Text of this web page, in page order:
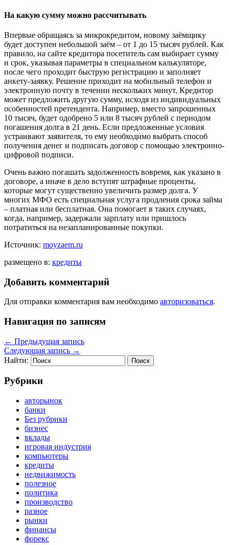
На какую сумму можно рассчитывать
Впервые обращаясь за микрокредитом, новому заёмщику
будет доступен небольшой заём – от 1 до 15 тысяч рублей. Как
правило, на сайте кредитора посетитель сам выбирает сумму
и срок, указывая параметры в специальном калькуляторе,
после чего проходит быструю регистрацию и заполняет
анкету-заявку. Решение приходит на мобильный телефон и
электронную почту в течении нескольких минут. Кредитор
может предложить другую сумму, исходя из индивидуальных
особенностей претендента. Например, вместо запрошенных
10 тысяч, будет одобрено 5 или 8 тысяч рублей с периодом
погашения долга в 21 день. Если предложенные условия
устраивают заявителя, то ему необходимо выбрать способ
получения денег и подписать договор с помощью электронно-
цифровой подписи.
Очень важно погашать задолженность вовремя, как указано в
договоре, а иначе в дело вступят штрафные проценты,
которые могут существенно увеличить размер долга. У
многих МФО есть специальная услуга продления срока займа
– платная или бесплатная. Она помогает в таких случаях,
когда, например, задержали зарплату или пришлось
потратиться на незапланированные покупки.
Источник: moyzaem.ru
размещено в: кредиты
Добавить комментарий
Для отправки комментария вам необходимо авторизоваться.
Навигация по записям
← Предыдущая запись
Следующая запись →
Найти:
Рубрики
авторынок
банки
Без рубрики
бизнес
вклады
игровая индустрия
компьютеры
кредиты
недвижимость
полезное
политика
производство
разное
рынки
финансы
форекс